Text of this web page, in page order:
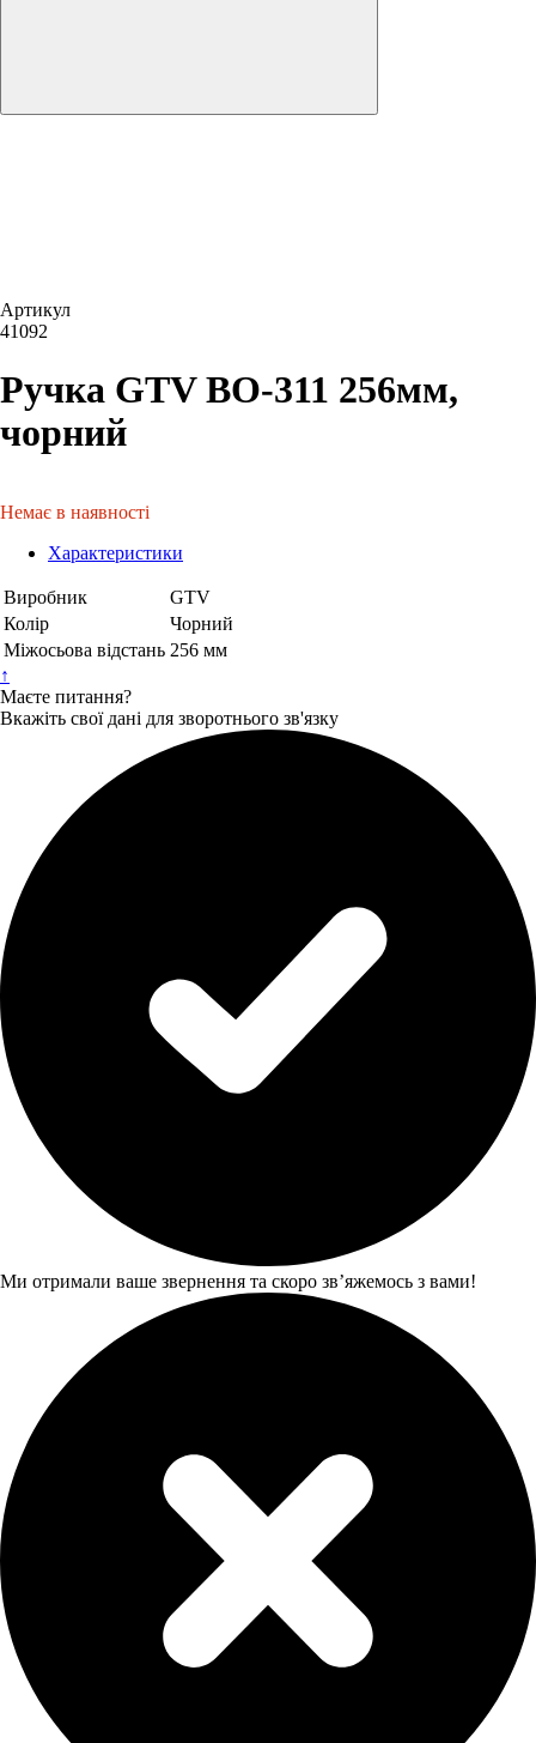
Артикул
41092
Ручка GTV ВО-311 256мм,
чорний
Немає в наявності
Характеристики
Виробник
GTV
Колір
Чорний
Міжосьова відстань 256 мм
↑
Маєте питання?
Вкажіть свої дані для зворотнього зв'язку
Ми отримали ваше звернення та скоро звʼяжемось з вами!